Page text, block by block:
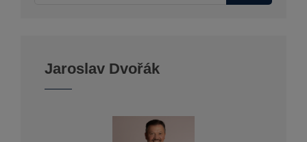
Jaroslav Dvořák